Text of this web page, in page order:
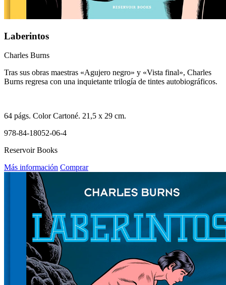
Laberintos
Charles Burns
Tras sus obras maestras «Agujero negro» y «Vista final», Charles
Burns regresa con una inquietante trilogía de tintes autobiográficos.
64 págs. ColorCartoné. 21,5 x 29 cm.
978-84-18052-06-4
Reservoir Books
Más información Comprar